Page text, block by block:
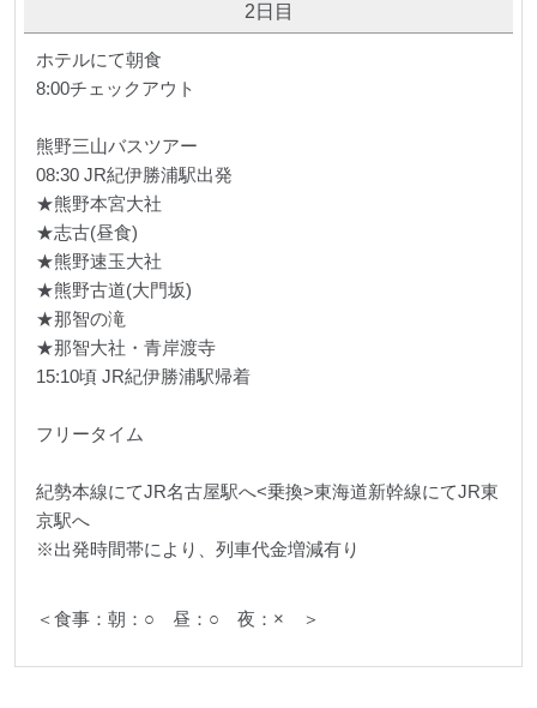
2日目
ホテルにて朝食
8:00チェックアウト
熊野三山バスツアー
08:30 JR紀伊勝浦駅出発
★熊野本宮大社
★志古(昼食)
★熊野速玉大社
★熊野古道(大門坂)
★那智の滝
★那智大社・青岸渡寺
15:10頃 JR紀伊勝浦駅帰着
フリータイム
紀勢本線にてJR名古屋駅へ<乗換>東海道新幹線にてJR東
京駅へ
※出発時間帯により、列車代金増減有り
＜食事：朝：○ 昼：○ 夜：× ＞